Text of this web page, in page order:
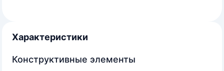
Характеристики
Конструктивные элементы